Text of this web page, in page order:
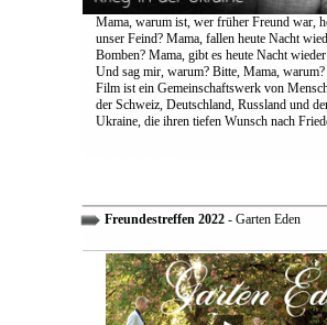
Mama, warum ist, wer früher Freund war,
unser Feind? Mama, fallen heute Nacht
Bomben? Mama, gibt es heute Nacht
Und sag mir, warum? Bitte, Mama,
Film ist ein Gemeinschaftswerk von
der Schweiz, Deutschland, Russland und
Ukraine, die ihren tiefen Wunsch nach
Freundestreffen 2022- Garten Eden